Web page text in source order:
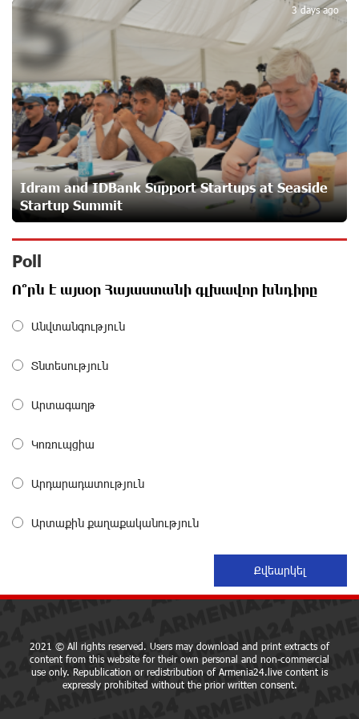
Polytechnic University Graduation Ceremony Held with
29 days ago
Converse Bank Completes the Placement of EBRD
Bonds
about a month ago
From Financial Adventures to Great Victories: The 4th
Junius Financial Online Tournament Wrapped Up
about a month ago
Symphony Orchestra Conclude the Forest Project
EBRD to Launch AMD 5 Billion Floating-Rate Bond
Three-day Financial Literacy Course at the FAST
Coffee, a Break, and Up to 10% idcoin with
about a month ago
"Monaco glamour, Vegas energy, Macau prestige - yet
Idram and IDBank Support Startups at Seaside
Startup Summit
3 days ago
5
Poll
Ո՞րն է այսօր Հայաստանի գլխավոր խնդիրը
Անվտանգություն
Տնտեսություն
Արտագաղթ
Կոռուպցիա
Արդարադատություն
Արտաքին քաղաքականություն
2021 © All rights reserved. Users may download and print extracts of
content from this website for their own personal and non-commercial
use only. Republication or redistribution of Armenia24.live content is
expressly prohibited without the prior written consent.